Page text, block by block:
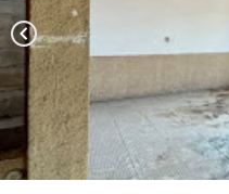
chevron_left